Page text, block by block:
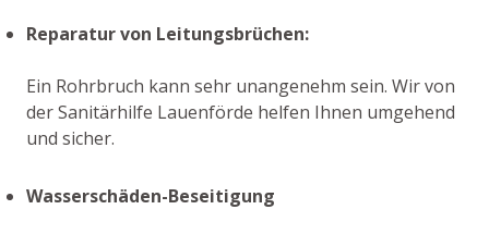
Reparatur von Leitungsbrüchen:
Ein Rohrbruch kann sehr unangenehm sein. Wir von
der Sanitärhilfe Lauenförde helfen Ihnen umgehend
und sicher.
Wasserschäden-Beseitigung